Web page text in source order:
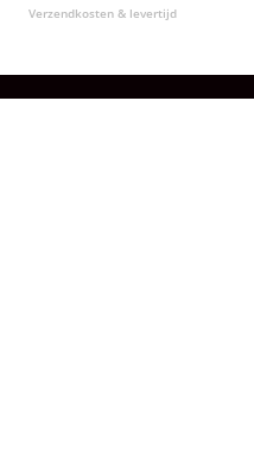
Verzendkosten & levertijd